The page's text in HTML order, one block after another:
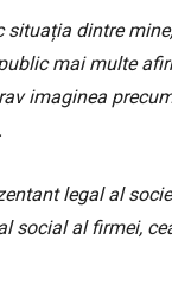
situația dintre
mai multe
imaginea
legal al
social al firmei,